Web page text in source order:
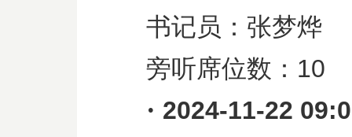
书记员：张梦烨
旁听席位数： 10
· 2024-11-22